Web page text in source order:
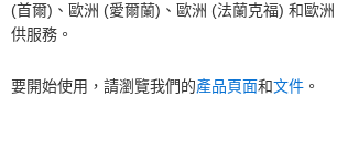
(首爾)、歐洲 (愛爾蘭)、歐洲 (法蘭克福) 和歐
供服務。
要開始使用，請瀏覽我們的產品頁面和文件 。